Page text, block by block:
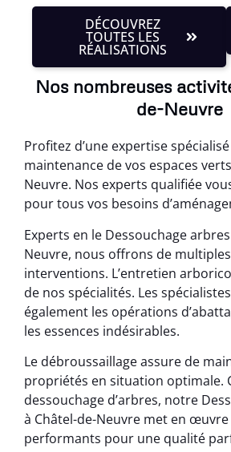
DÉCOUVREZ
TOUTES LES
RÉALISATIONS
Nos nombreuses
de-Neuvre
Profitez d’une expertise
maintenance de vos espaces
Neuvre. Nos experts qualifiée
pour tous vos besoins
Experts en le Dessouchage
Neuvre, nous offrons de
interventions. L’entretien
de nos spécialités. Les
également les opérations
les essences indésirables.
Le débroussaillage assure de
propriétés en situation optimale.
dessouchage d’arbres, notre
à Châtel-de-Neuvre met en
performants pour une qualité